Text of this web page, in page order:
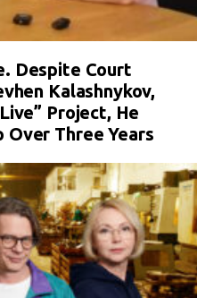
Despite Court
Kalashnykov,
Project, He
Over Three Years